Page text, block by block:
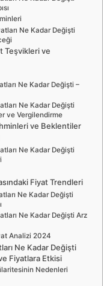
Ne Kadar Değişti
Teşvikleri ve
Ne Kadar Değişti –
Ne Kadar Değişti
ve Vergilendirme
ve Beklentiler
Ne Kadar Değişti
Fiyat Trendleri
Ne Kadar Değişti
Ne Kadar Değişti Arz
Analizi 2024
Ne Kadar Değişti
Fiyatlara Etkisi
Nedenleri